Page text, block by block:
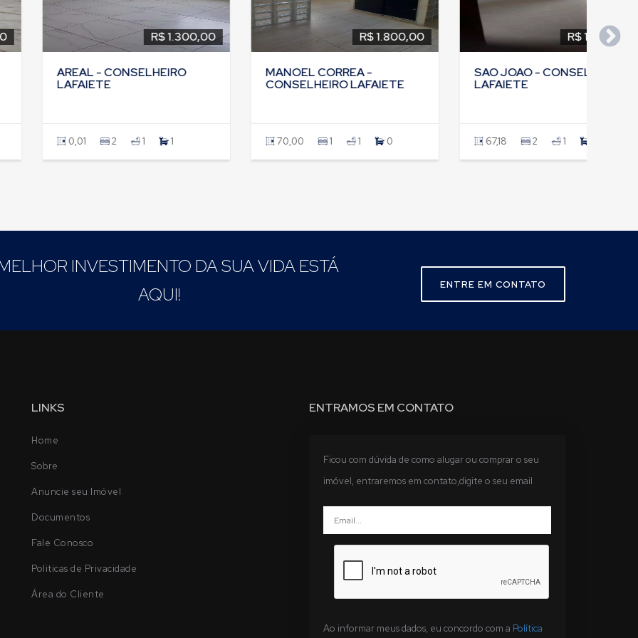
R$ 1.300,00
- CONSELHEIRO
1 1
R$ 1.800,00
MANOEL CORREA -
CONSELHEIRO LAFAIETE
1 0
R$ 1.400,00
SAO JOAO - CONSELHEIRO
1 2
INVESTIMENTO DA SUA VIDA ESTÁ
AQUI!
ENTRE EM CONTATO
LINKS
Home
Sobre
Anuncie seu Imóvel
Documentos
Fale Conosco
Politicas de Privacidade
Área do Cliente
ENTRAMOS EM CONTATO
Ficou com dúvida de como alugar ou comprar o seu
imóvel, entraremos em contato,digite o seu email
Ao informar meus dados, eu concordo com a Política